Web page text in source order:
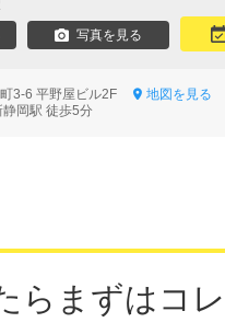
写真を見る
3-6 平野屋ビル2F
地図を見る
岡駅 徒歩5分
らまずはコレ